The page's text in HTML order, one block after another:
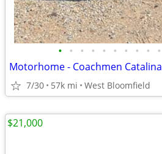
• • • • • • • • • •
Motorhome - Coachmen Catalina
7/30 57k mi West Bloomfield
$21,000